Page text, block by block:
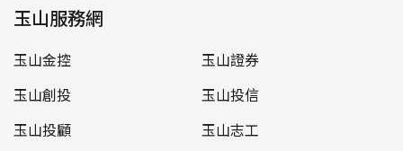
玉山服務網
玉山金控
玉山證券
玉山創投
玉山投信
玉山投顧
玉山志工